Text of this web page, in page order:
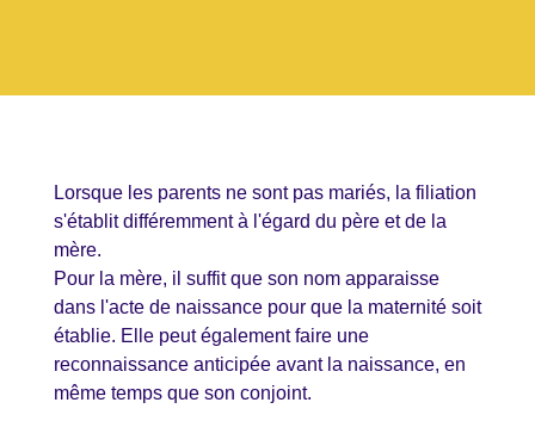
Lorsque les parents ne sont pas mariés, la filiation
s'établit différemment à l'égard du père et de la
mère.
Pour la mère, il suffit que son nom apparaisse
dans l'acte de naissance pour que la maternité soit
établie. Elle peut également faire une
reconnaissance anticipée avant la naissance, en
même temps que son conjoint.